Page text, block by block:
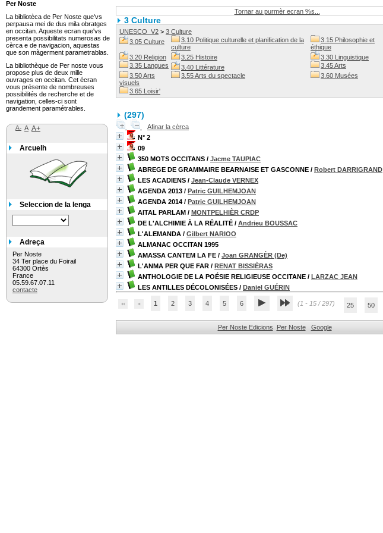
Tornar au purmèr ecran %s...
3 Culture
UNESCO_V2 > 3 Culture
3.05 Culture
3.10 Politique culturelle et planification de la
culture
3.15 Philosophie et
éthique
3.20 Religion
3.25 Histoire
3.30 Linguistique
3.35 Langues
3.40 Littérature
3.45 Arts
3.50 Arts
visuels
3.55 Arts du spectacle 3.60 Musées
3.65 Loisir'
(297)
Afinar la cèrca
N° 2
09
350 MOTS OCCITANS / Jacme TAUPIAC
ABREGE DE GRAMMAIRE BEARNAISE ET GASCONNE / Robert DARRIGRAND
LES ACADIENS / Jean-Claude VERNEX
AGENDA 2013 / Patric GUILHEMJOAN
AGENDA 2014 / Patric GUILHEMJOAN
AITAL PARLAM / MONTPELHIÈR CRDP
DE L'ALCHIMIE À LA RÉALITÉ / Andrieu BOUSSAC
L'ALEMANDA / Gilbert NARIOO
ALMANAC OCCITAN 1995
AMASSA CANTEM LA FE / Joan GRANGÈR (De)
L'ANMA PER QUE FAR / RENAT BISSIÈRAS
ANTHOLOGIE DE LA POÉSIE RELIGIEUSE OCCITANE / LARZAC JEAN
LES ANTILLES DÉCOLONISÉES / Daniel GUÉRIN
1 2 3 4 5 6 (1 - 15 / 297) 25 50
Per Noste Edicions Per Noste Google
Per Noste
La bibliotèca de Per Noste que'vs
perpausa mei de dus mila obratges
en occitan. Aqueste ecran que'vs
presenta possibilitats numerosas de
cèrca e de navigacion, aquestas
que son màgerment parametrablas.
La bibliothèque de Per noste vous
propose plus de deux mille
ouvrages en occitan. Cet écran
vous présente de nombreuses
possibilités de recherche et de
navigation, celles-ci sont
grandement paramétrables.
A- A A+
Arcuelh
Seleccion de la lenga
Adreça
Per Noste
34 Ter place du Foirail
64300 Ortès
France
05.59.67.07.11
contacte